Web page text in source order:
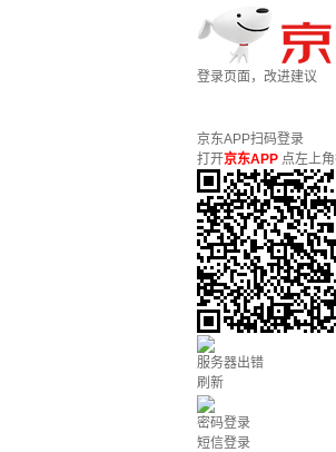
登录页面，改进建议
京东APP扫码登录
打开京东APP 点左上
服务器出错
刷新
密码登录
短信登录